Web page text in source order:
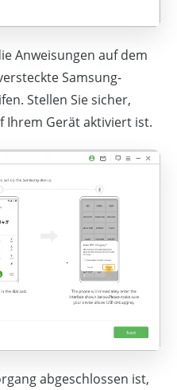
Anweisungen auf dem
Samsung-
Stellen Sie sicher,
Ihrem Gerät aktiviert ist.
abgeschlossen ist,